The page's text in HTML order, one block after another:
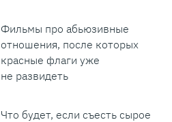
Фильмы про абьюзивные
отношения, после которых
красные флаги уже
не развидеть
Что будет, если съесть сырое